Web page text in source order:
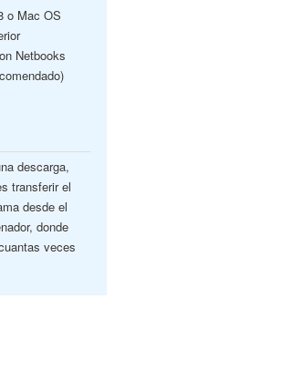
o Mac OS
Netbooks
descarga,
transferir el
desde el
donde
veces